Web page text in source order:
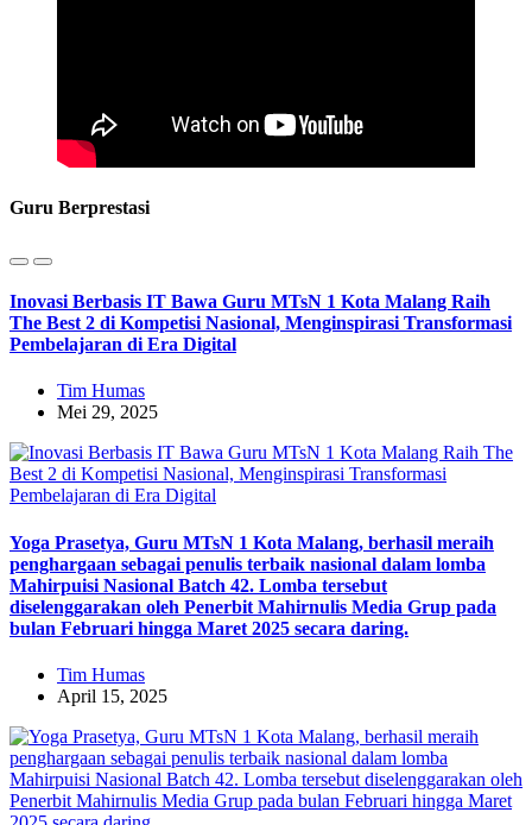
Guru Berprestasi
Inovasi Berbasis IT Bawa Guru MTsN 1 Kota Malang Raih
The Best 2 di Kompetisi Nasional, Menginspirasi Transformasi
Pembelajaran di Era Digital
Tim Humas
Mei 29, 2025
Yoga Prasetya, Guru MTsN 1 Kota Malang, berhasil meraih
penghargaan sebagai penulis terbaik nasional dalam lomba
Mahirpuisi Nasional Batch 42. Lomba tersebut
diselenggarakan oleh Penerbit Mahirnulis Media Grup pada
bulan Februari hingga Maret 2025 secara daring.
Tim Humas
April 15, 2025